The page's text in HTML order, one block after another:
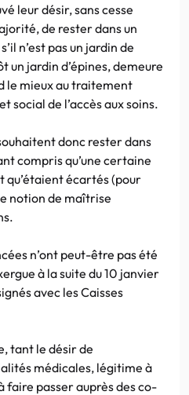
leur désir, sans cesse
de rester dans un
n’est pas un jardin de
un jardin d’épines, demeure
le mieux au traitement
social de l’accès aux soins.
donc rester dans
compris qu’une certaine
qu’étaient écartés (pour
notion de maîtrise
n’ont peut-être pas été
à la suite du 10 janvier
avec les Caisses
tant le désir de
médicales, légitime à
faire passer auprès des co-